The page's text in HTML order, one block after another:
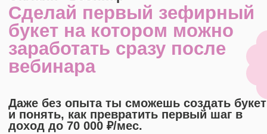
заработать сразу после
вебинара
Бесплатное участие + подарки
Даже без опыта ты сможешь создать букет
и понять, как превратить первый шаг в
доход до 70 000 ₽/мес.
ЗАБРОНИРОВАТЬ МЕСТО